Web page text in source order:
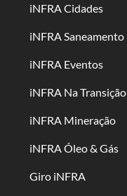
iNFRA Cidades
iNFRA Saneamento
iNFRA Eventos
iNFRA Na Transição
iNFRA Mineração
iNFRA Óleo & Gás
Giro iNFRA